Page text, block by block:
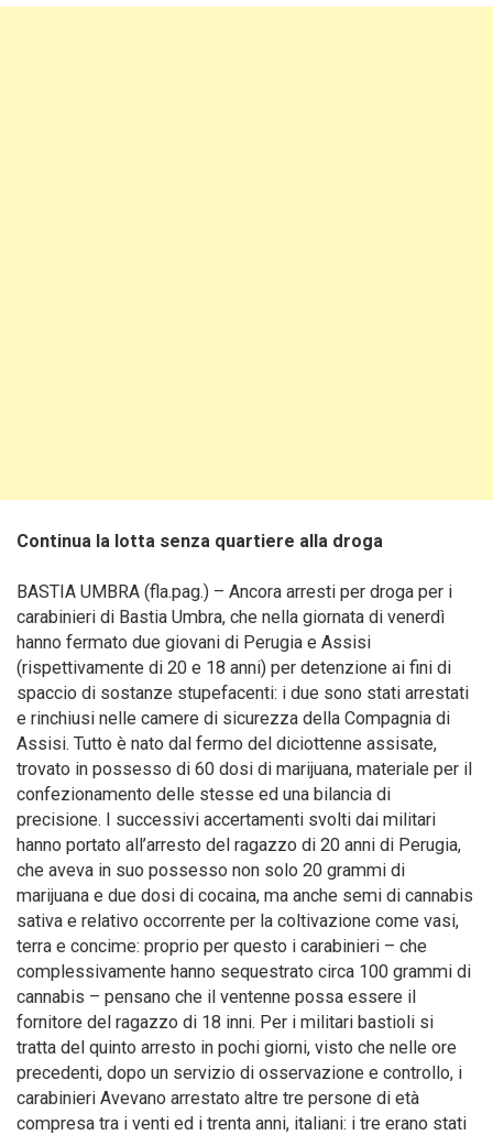
Continua la lotta senza quartiere alla droga
BASTIA UMBRA (fla.pag.) – Ancora arresti per droga per i
carabinieri di Bastia Umbra, che nella giornata di venerdì
hanno fermato due giovani di Perugia e Assisi
(rispettivamente di 20 e 18 anni) per detenzione ai fini di
spaccio di sostanze stupefacenti: i due sono stati arrestati
e rinchiusi nelle camere di sicurezza della Compagnia di
Assisi. Tutto è nato dal fermo del diciottenne assisate,
trovato in possesso di 60 dosi di marijuana, materiale per il
confezionamento delle stesse ed una bilancia di
precisione. I successivi accertamenti svolti dai militari
hanno portato all’arresto del ragazzo di 20 anni di Perugia,
che aveva in suo possesso non solo 20 grammi di
marijuana e due dosi di cocaina, ma anche semi di cannabis
sativa e relativo occorrente per la coltivazione come vasi,
terra e concime: proprio per questo i carabinieri – che
complessivamente hanno sequestrato circa 100 grammi di
cannabis – pensano che il ventenne possa essere il
fornitore del ragazzo di 18 inni. Per i militari bastioli si
tratta del quinto arresto in pochi giorni, visto che nelle ore
precedenti, dopo un servizio di osservazione e controllo, i
carabinieri Avevano arrestato altre tre persone di età
compresa tra i venti ed i trenta anni, italiani: i tre erano stati